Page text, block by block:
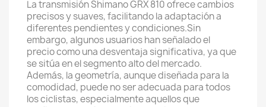
La transmisión Shimano GRX 810 ofrece cambios
precisos y suaves, facilitando la adaptación a
diferentes pendientes y condiciones.Sin
embargo, algunos usuarios han señalado el
precio como una desventaja significativa, ya que
se sitúa en el segmento alto del mercado.
Además, la geometría, aunque diseñada para la
comodidad, puede no ser adecuada para todos
los ciclistas, especialmente aquellos que